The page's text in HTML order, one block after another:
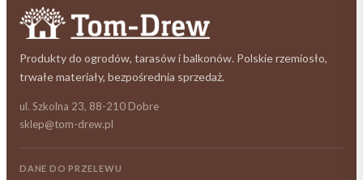
Produkty do ogrodów, tarasów i balkonów. Polskie rzemiosło,
trwałe materiały, bezpośrednia sprzedaż.
ul. Szkolna 23, 88-210 Dobre
sklep@tom-drew.pl
DANE DO PRZELEWU